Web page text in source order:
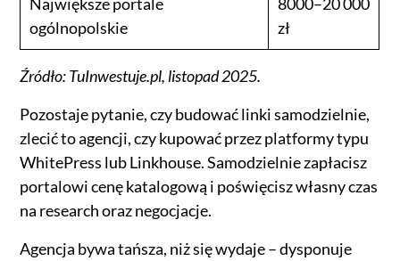
ogólnopolskie
zł
Źródło: TuInwestuje.pl, listopad 2025.
Pozostaje pytanie, czy budować linki samodzielnie,
zlecić to agencji, czy kupować przez platformy typu
WhitePress lub Linkhouse. Samodzielnie zapłacisz
portalowi cenę katalogową i poświęcisz własny czas
na research oraz negocjacje.
Agencja bywa tańsza, niż się wydaje – dysponuje